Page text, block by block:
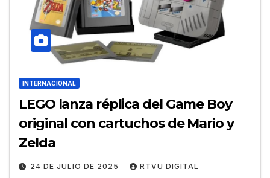
INTERNACIONAL
LEGO lanza réplica del Game Boy
original con cartuchos de Mario y
Zelda
24 DE JULIO DE 2025 RTVU DIGITAL